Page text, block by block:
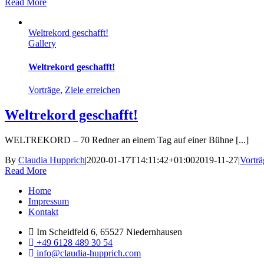
Read More
Weltrekord geschafft!
Gallery
Weltrekord geschafft!
Vorträge, Ziele erreichen
Weltrekord geschafft!
WELTREKORD – 70 Redner an einem Tag auf einer Bühne [...]
By Claudia Hupprich|2020-01-17T14:11:42+01:002019-11-27|
Read More
Menu
Home
Impressum
Kontakt
Im Scheidfeld 6, 65527 Niedernhausen
+49 6128 489 30 54
info@claudia-hupprich.com